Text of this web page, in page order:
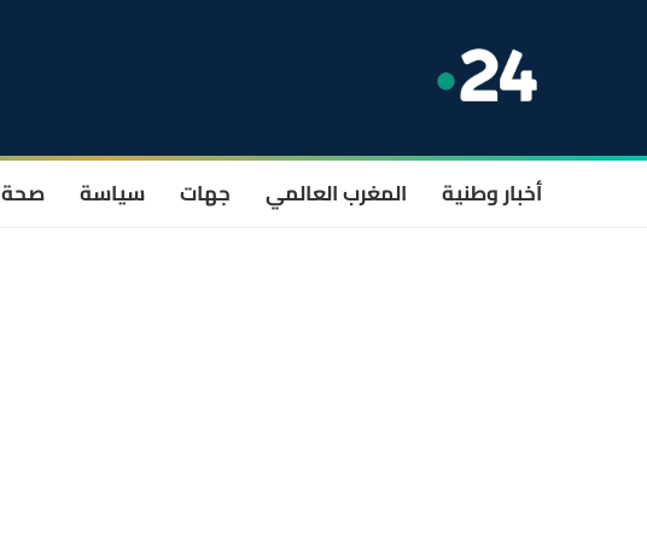
أخبار وطنية المغرب العالمي جهات سياسة صحة